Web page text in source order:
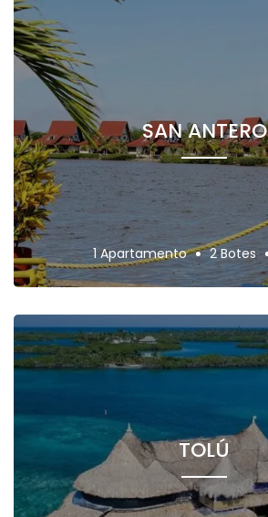
SAN ANTERO
1 Apartamento 2 Botes
TOLÚ